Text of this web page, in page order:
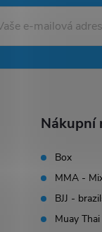
Nákupní
Box
MMA -
BJJ -
Muay